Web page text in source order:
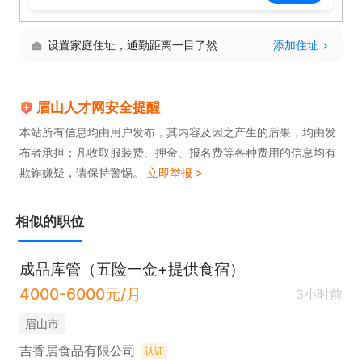
设置家庭住址，通勤距离一目了然 添加住址
眉山人才网安全提醒
本站所有信息均由用户发布，其内容及因之产生的后果，均由发
布者承担；凡收取服装费、押金、报名费等各种费用的信息均有
欺诈嫌疑，请保持警惕。 立即举报 >
相似的职位
成品库管（五险一金+提供食宿）
4000-6000元/月
3小时前
眉山市
吉香居食品有限公司 认证